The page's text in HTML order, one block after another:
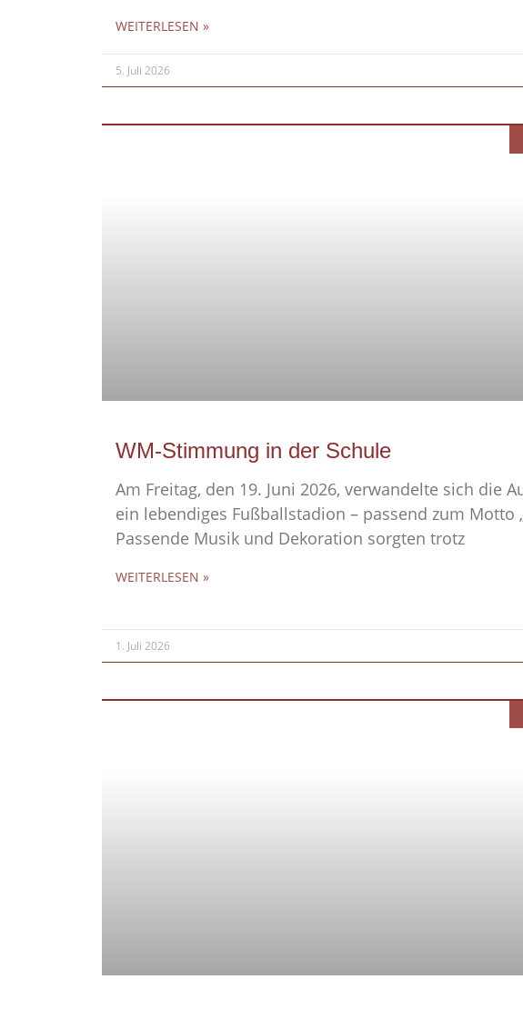
WEITERLESEN »
5. Juli 2026
WM-Stimmung in der Schule
Am Freitag, den 19. Juni 2026, verwandelte sich die
ein lebendiges Fußballstadion – passend zum Motto
Passende Musik und Dekoration sorgten trotz
WEITERLESEN »
1. Juli 2026